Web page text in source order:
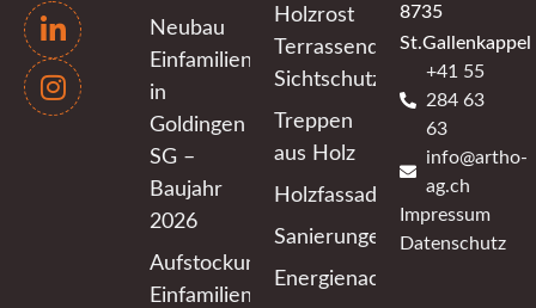
Neubau
Einfamilienhaus
in
Goldingen
SG –
Baujahr
2026
Aufstockung
Einfamilienhaus
Holzrost
Terrassendeck
Sichtschutzwände
Treppen
aus Holz
Holzfassaden
Sanierungen
Energienachweis
8735
St.Gallenkappel
+41 55
284 63
63
info@artho-
ag.ch
Impressum
Datenschutz